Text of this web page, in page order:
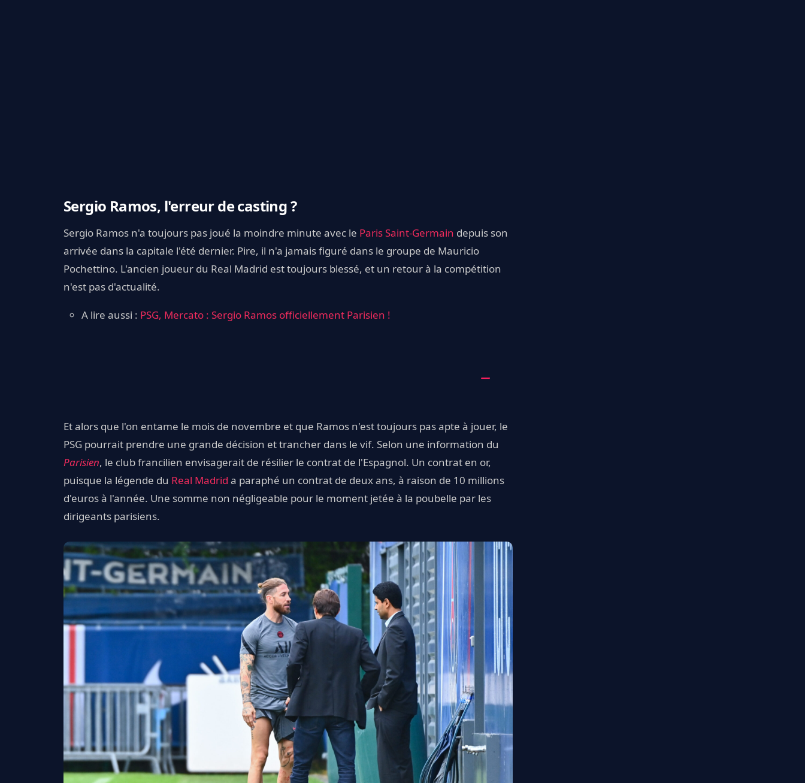
Sergio Ramos, l'erreur de casting ?
Sergio Ramos n'a toujours pas joué la moindre minute avec le Paris Saint-Germain depuis son
arrivée dans la capitale l'été dernier. Pire, il n'a jamais figuré dans le groupe de Mauricio
Pochettino. L'ancien joueur du Real Madrid est toujours blessé, et un retour à la compétition
n'est pas d'actualité.
A lire aussi : PSG, Mercato : Sergio Ramos officiellement Parisien !
Et alors que l'on entame le mois de novembre et que Ramos n'est toujours pas apte à jouer, le
PSG pourrait prendre une grande décision et trancher dans le vif. Selon une information du
Parisien, le club francilien envisagerait de résilier le contrat de l'Espagnol. Un contrat en or,
puisque la légende du Real Madrid a paraphé un contrat de deux ans, à raison de 10 millions
d'euros à l'année. Une somme non négligeable pour le moment jetée à la poubelle par les
dirigeants parisiens.